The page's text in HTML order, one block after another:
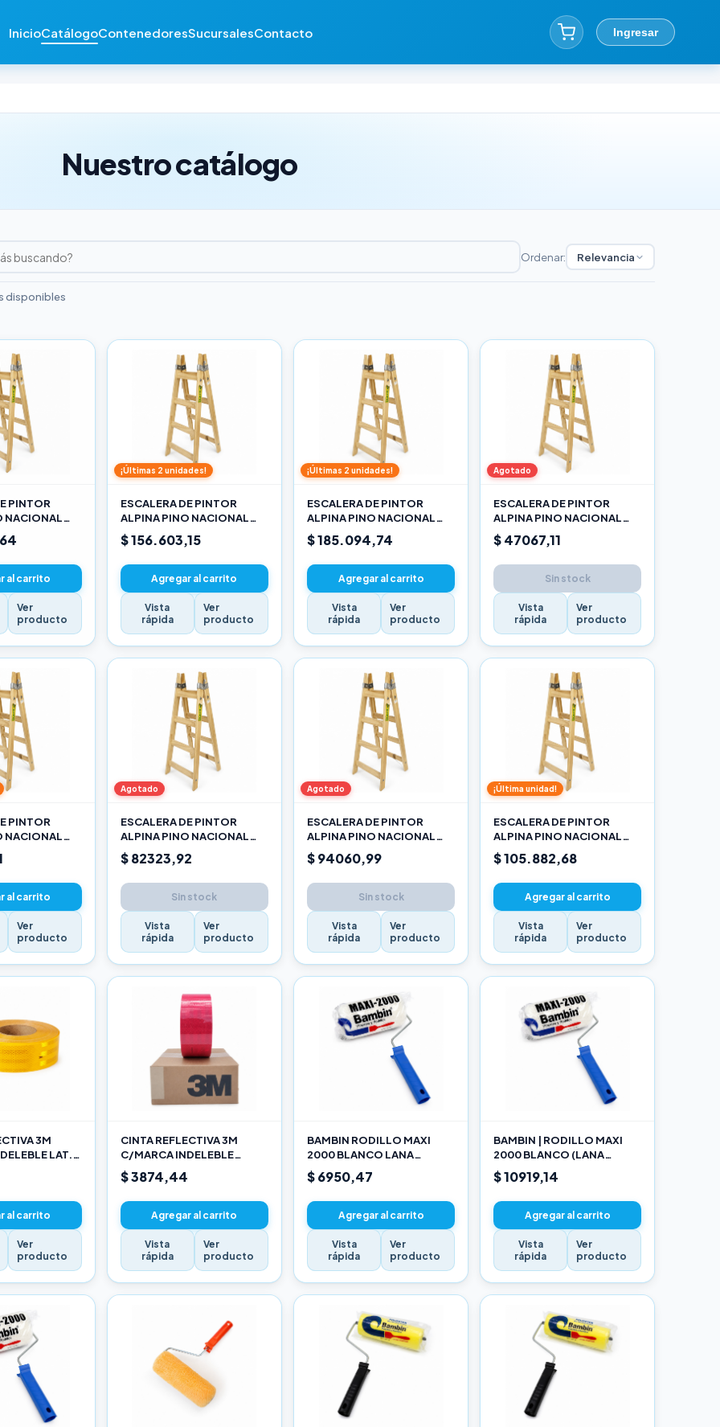
InicioCatálogoContenedoresSucursalesContacto Ingresar
Nuestro catálogo
Ordenar: Relevancia
disponibles
PINTOR
NACIONAL
al carrito
Ver
producto
¡Últimas 2 unidades!
ESCALERA DE PINTOR
ALPINA PINO NACIONAL
3,30M PRO
$ 156.603,15
Agregar al carrito
Vista
rápida
Ver
producto
¡Últimas 2 unidades!
ESCALERA DE PINTOR
ALPINA PINO NACIONAL
3,90M PRO
$ 185.094,74
Agregar al carrito
Vista
rápida
Ver
producto
Agotado
ESCALERA DE PINTOR
ALPINA PINO NACIONAL
1,20M PRO
$ 47067,11
Sin stock
Vista
rápida
Ver
producto
PINTOR
NACIONAL
al carrito
Ver
producto
Agotado
ESCALERA DE PINTOR
ALPINA PINO NACIONAL
2,10M PRO
$ 82323,92
Sin stock
Vista
rápida
Ver
producto
Agotado
ESCALERA DE PINTOR
ALPINA PINO NACIONAL
2,40M PRO
$ 94060,99
Sin stock
Vista
rápida
Ver
producto
¡Última unidad!
ESCALERA DE PINTOR
ALPINA PINO NACIONAL
2,70M PRO
$ 105.882,68
Agregar al carrito
Vista
rápida
Ver
producto
3M
LAT.
al carrito
Ver
producto
CINTA REFLECTIVA 3M
C/MARCA INDELEBLE
TRASERA BLANCA Y ROJO X
METRO
$ 3874,44
Agregar al carrito
Vista
rápida
Ver
producto
BAMBIN RODILLO MAXI
2000 BLANCO LANA
SELECCIONADA 10 CM
$ 6950,47
Agregar al carrito
Vista
rápida
Ver
producto
BAMBIN | RODILLO MAXI
2000 BLANCO (LANA
SELECCIONADA) 17CM
$ 10919,14
Agregar al carrito
Vista
rápida
Ver
producto